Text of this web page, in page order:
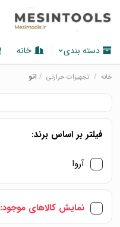
دسته بندی خانه
خانه / تجهیزات حرارتی / اتو
فیلتر بر اساس برند:
آروا
نمایش کالاهای موجود: